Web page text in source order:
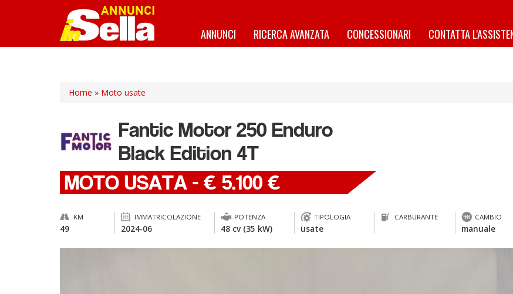
ANNUNCI RICERCA AVANZATA CONCESSIONARI CONTATTA
Home » Moto usate
Fantic Motor 250 Enduro
Black Edition 4T
MOTO USATA - € 5.100 €
KM
49
IMMATRICOLAZIONE
2024-06
POTENZA
48 cv (35 kW)
TIPOLOGIA
usate
CARBURANTE CAMBIO
manuale